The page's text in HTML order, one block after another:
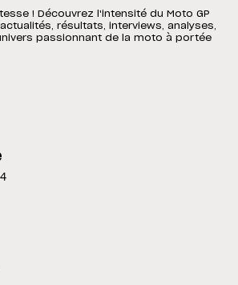
! Découvrez l'intensité du Moto GP
résultats, interviews, analyses,
passionnant de la moto à portée